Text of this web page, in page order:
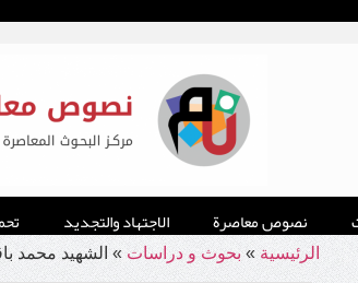
نصوص معاصرة الاجتهاد والتجديد
الرئيسية » بحوث و دراسات » الشهيد محمد